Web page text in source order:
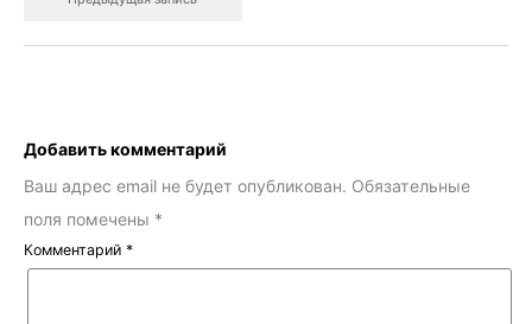
Добавить комментарий
Ваш адрес email не будет опубликован. Обязательные
поля помечены *
Комментарий *